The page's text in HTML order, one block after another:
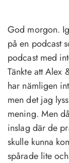
God morgon.
på en podcast
podcast med
Tänkte att Alex
har nämligen
men det jag
mening. Men
inslag där de
skulle kunna
spårade lite